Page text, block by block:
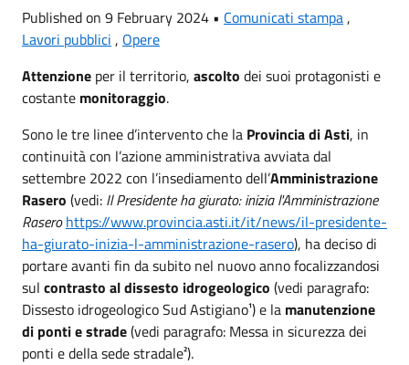
Published on 9 February 2024 • Comunicati stampa ,
Lavori pubblici , Opere
Attenzione per il territorio, ascolto dei suoi protagonisti e
costante monitoraggio.
Sono le tre linee d’intervento che la Provincia di Asti, in
continuità con l’azione amministrativa avviata dal
settembre 2022 con l’insediamento dell’Amministrazione
Rasero (vedi: Il Presidente ha giurato: inizia l'Amministrazione
Rasero https://www.provincia.asti.it/it/news/il-presidente-
ha-giurato-inizia-l-amministrazione-rasero), ha deciso di
portare avanti fin da subito nel nuovo anno focalizzandosi
sul contrasto al dissesto idrogeologico (vedi paragrafo:
Dissesto idrogeologico Sud Astigiano¹) e la manutenzione
di ponti e strade(vedi paragrafo: Messa in sicurezza dei
ponti e della sede stradale²).